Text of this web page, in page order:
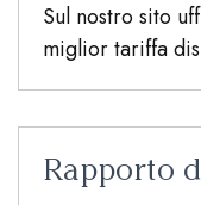
Sul nostro sito
miglior tariffa
Rapporto